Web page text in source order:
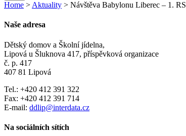
Home > Aktuality > Návštěva Babylonu Liberec – 1. RS
Naše adresa
Dětský domov a Školní jídelna,
Lipová u Šluknova 417, příspěvková organizace
č. p. 417
407 81 Lipová
Tel.: +420 412 391 322
Fax: +420 412 391 714
E-mail: ddlip@interdata.cz
Na sociálních sítích